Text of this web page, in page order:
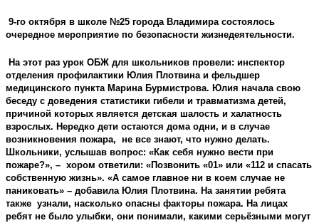
9-го октября в школе №25 города Владимира состоялось
очередное мероприятие по безопасности жизнедеятельности.
На этот раз урок ОБЖ для школьников провели: инспектор
отделения профилактики Юлия Плотвина и фельдшер
медицинского пункта Марина Бурмистрова. Юлия начала свою
беседу с доведения статистики гибели и травматизма детей,
причиной которых является детская шалость и халатность
взрослых. Нередко дети остаются дома одни, и в случае
возникновения пожара, не все знают, что нужно делать.
Школьники, услышав вопрос: «Как себя нужно вести при
пожаре?», – хором ответили: «Позвонить «01» или «112 и спасать
собственную жизнь». «А самое главное ни в коем случае не
паниковать» – добавила Юлия Плотвина. На занятии ребята
также узнали, насколько опасны факторы пожара. На лицах
ребят не было улыбки, они понимали, какими серьёзными могут